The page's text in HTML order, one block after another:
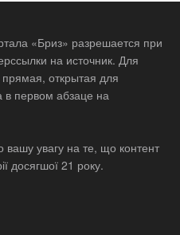
«Бриз» разрешается при
на источник. Для
открытая для
в первом абзаце на
вашу увагу на те, що контент
досягшої 21 року.